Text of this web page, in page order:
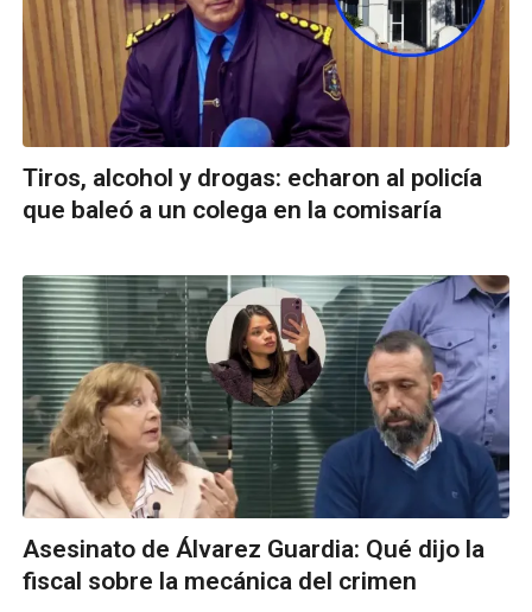
Tiros, alcohol y drogas: echaron al policía
que baleó a un colega en la comisaría
Asesinato de Álvarez Guardia: Qué dijo la
fiscal sobre la mecánica del crimen